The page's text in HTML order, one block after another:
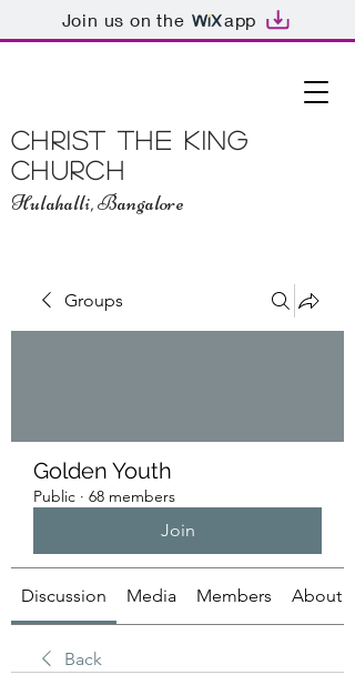
Join us on the app
Christ The King
Church
Hulahalli, Bangalore
Groups
Golden Youth
Public · 68 members
Join
Discussion Media Members About
Back